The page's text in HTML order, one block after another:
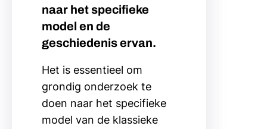
naar het specifieke
model en de
geschiedenis ervan.
Het is essentieel om
grondig onderzoek te
doen naar het specifieke
model van de klassieke